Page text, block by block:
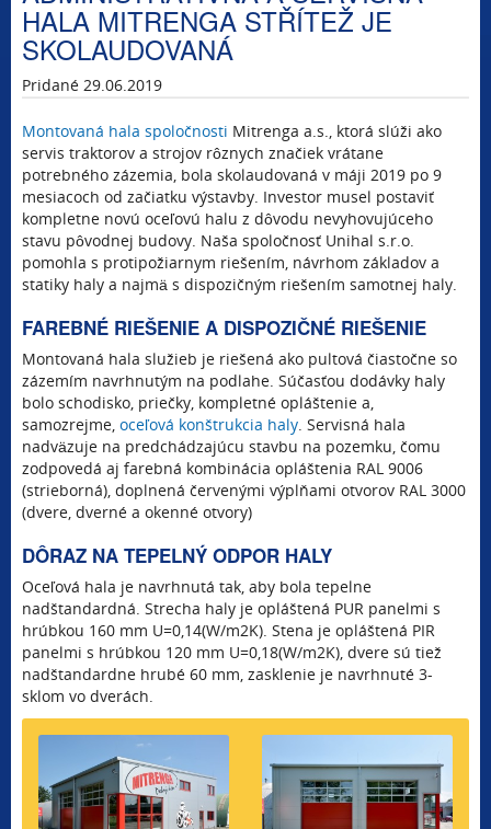
HALA MITRENGA STŘÍTEŽ JE
SKOLAUDOVANÁ
Pridané 29.06.2019
Montovaná hala spoločnosti Mitrenga a.s., ktorá slúži ako
servis traktorov a strojov rôznych značiek vrátane
potrebného zázemia, bola skolaudovaná v máji 2019 po 9
mesiacoch od začiatku výstavby. Investor musel postaviť
kompletne novú oceľovú halu z dôvodu nevyhovujúceho
stavu pôvodnej budovy. Naša spoločnosť Unihal s.r.o.
pomohla s protipožiarnym riešením, návrhom základov a
statiky haly a najmä s dispozičným riešením samotnej haly.
FAREBNÉ RIEŠENIE A DISPOZIČNÉ RIEŠENIE
Montovaná hala služieb je riešená ako pultová čiastočne so
zázemím navrhnutým na podlahe. Súčasťou dodávky haly
bolo schodisko, priečky, kompletné opláštenie a,
samozrejme, oceľová konštrukcia haly. Servisná hala
nadväzuje na predchádzajúcu stavbu na pozemku, čomu
zodpovedá aj farebná kombinácia opláštenia RAL 9006
(strieborná), doplnená červenými výplňami otvorov RAL 3000
(dvere, dverné a okenné otvory)
DÔRAZ NA TEPELNÝ ODPOR HALY
Oceľová hala je navrhnutá tak, aby bola tepelne
nadštandardná. Strecha haly je opláštená PUR panelmi s
hrúbkou 160 mm U=0,14(W/m2K). Stena je opláštená PIR
panelmi s hrúbkou 120 mm U=0,18(W/m2K), dvere sú tiež
nadštandardne hrubé 60 mm, zasklenie je navrhnuté 3-
sklom vo dverách.